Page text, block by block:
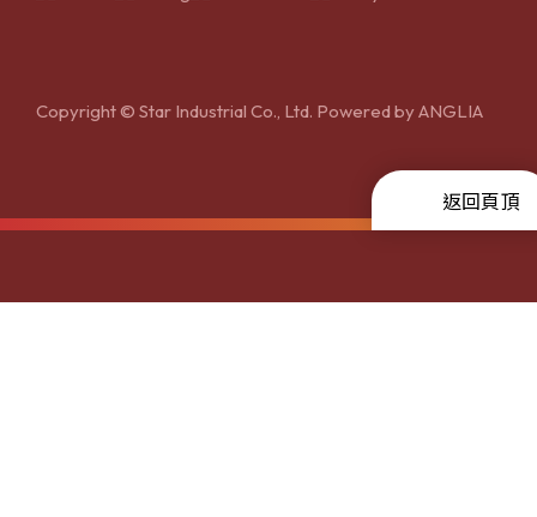
Copyright © Star Industrial Co., Ltd. Powered byANGLIA
返回頁頂